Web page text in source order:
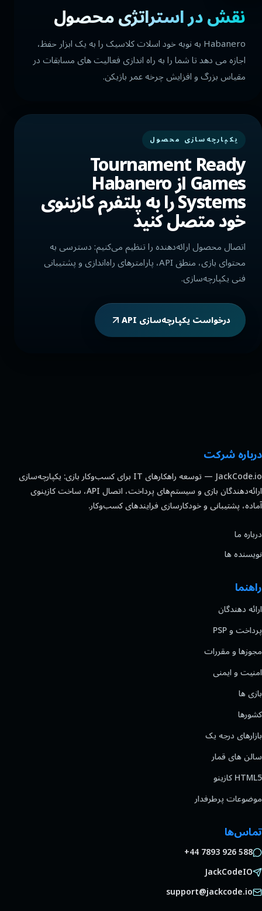
نقش در استراتژی محصول
Habanero به نوبه خود اسلات کلاسیک را به یک ابزار حفظ،
اجازه می دهد تا شما را به راه اندازی فعالیت های مسابقات در
مقیاس بزرگ و افزایش چرخه عمر بازیکن.
یکپارچه‌سازی محصول
Tournament Ready
Games از Habanero
Systems را به پلتفرم کازینوی
خود متصل کنید
اتصال محصول ارائه‌دهنده را تنظیم می‌کنیم: دسترسی به
محتوای بازی، منطق API، پارامترهای راه‌اندازی و پشتیبانی
فنی یکپارچه‌سازی.
درخواست یکپارچه‌سازی API
درباره شرکت
JackCode.io — توسعه راهکارهای IT برای کسب‌وکار بازی: یکپارچه‌سازی
ارائه‌دهندگان بازی و سیستم‌های پرداخت، اتصال API، ساخت کازینوی
آماده، پشتیبانی و خودکارسازی فرایندهای کسب‌وکار.
درباره ما
نویسنده ها
راهنما
ارائه دهندگان
پرداخت و PSP
مجوزها و مقررات
امنیت و ایمنی
بازی ها
کشورها
بازارهای درجه یک
سالن های قمار
HTML5 کازینو
موضوعات پرطرفدار
تماس‌ها
+44 7893 926 588
JackCodeIO
support@jackcode.io